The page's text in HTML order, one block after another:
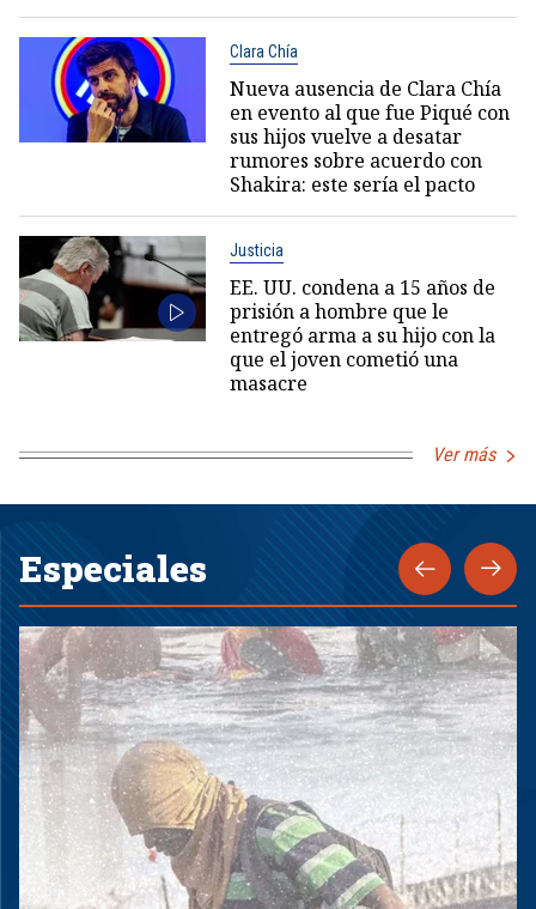
Clara Chía
Nueva ausencia de Clara Chía
en evento al que fue Piqué con
sus hijos vuelve a desatar
rumores sobre acuerdo con
Shakira: este sería el pacto
Justicia
EE. UU. condena a 15 años de
prisión a hombre que le
entregó arma a su hijo con la
que el joven cometió una
masacre
Ver más
Especiales